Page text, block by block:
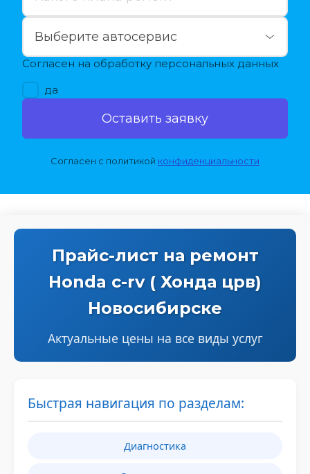
Согласен на обработку персональных данных
да
Оставить заявку
Согласен с политикой конфиденциальности
Прайс-лист на ремонт
Honda c-rv ( Хонда црв)
Новосибирске
Актуальные цены на все виды услуг
Быстрая навигация по разделам:
Диагностика